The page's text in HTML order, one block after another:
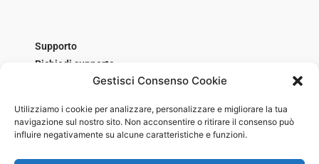
Gestisci Consenso Cookie
Utilizziamo i cookie per analizzare, personalizzare e migliorare la tua
navigazione sul nostro sito. Non acconsentire o ritirare il consenso può
influire negativamente su alcune caratteristiche e funzioni.
Supporto
Richiedi supporto
Qualità e certificati
Recesso
Spedizioni